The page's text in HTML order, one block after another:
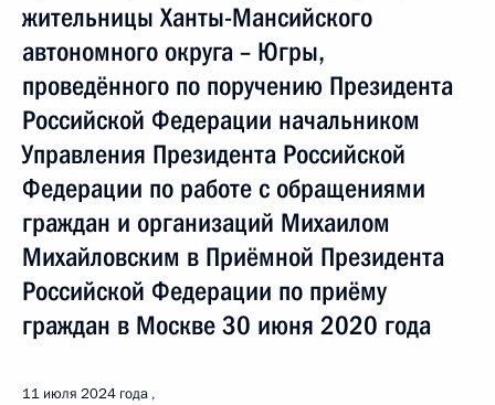
жительницы Ханты-Мансийского
автономного округа – Югры,
проведённого по поручению Президента
Российской Федерации начальником
Управления Президента Российской
Федерации по работе с обращениями
граждан и организаций Михаилом
Михайловским в Приёмной Президента
Российской Федерации по приёму
граждан в Москве 30 июня 2020 года
11 июля 2024 года